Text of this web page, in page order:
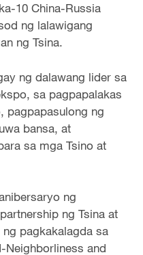
10 China-Russia
ng lalawigang
ng Tsina.
ng dalawang lider sa
sa pagpapalakas
pagpapasulong ng
bansa, at
sa mga Tsino at
ng
ng Tsina at
pagkakalagda sa
Neighborliness and